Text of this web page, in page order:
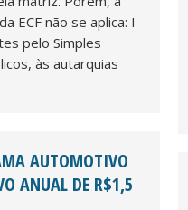
ECF não se aplica: I
pelo Simples
às autarquias
AUTOMOTIVO
ANUAL DE R$1,5